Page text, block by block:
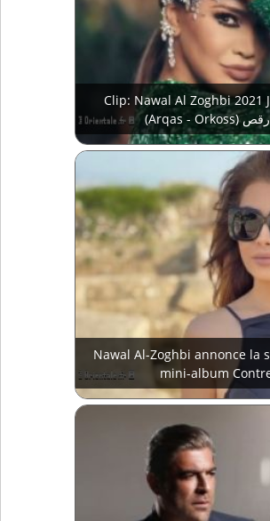
Clip: Nawal Al Zoghbi 2021
Nawal Al-Zoghbi annonce la
mini-album